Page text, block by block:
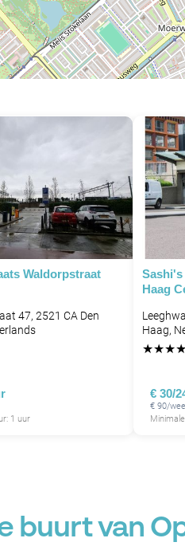
Waldorpstraat
47, 2521 CA Den
1 uur
Sashi's
Haag
Haag,
★★★★
€ 30/
€ 90/
buurt van